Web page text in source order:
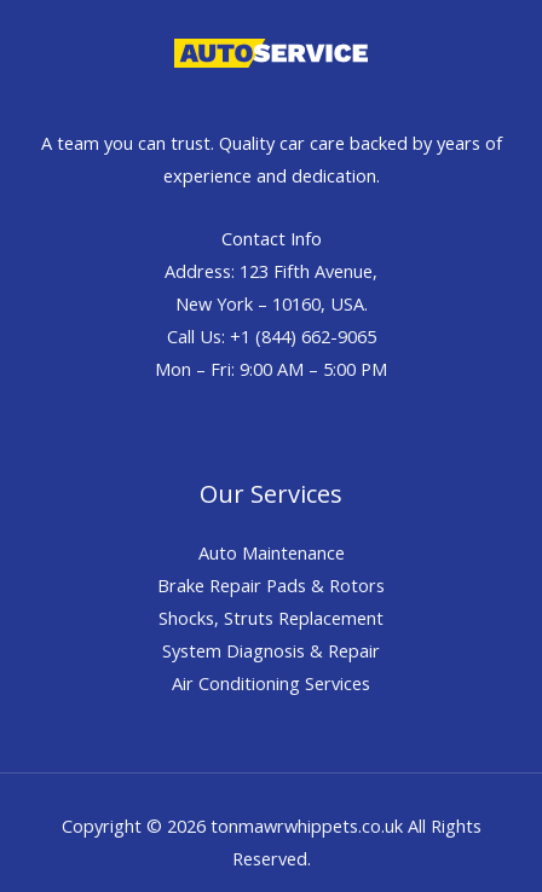
A team you can trust. Quality car care backed by years of
experience and dedication.
Contact Info
Address: 123 Fifth Avenue,
New York – 10160, USA.
Call Us: +1 (844) 662-9065
Mon – Fri: 9:00 AM – 5:00 PM
Our Services
Auto Maintenance
Brake Repair Pads & Rotors
Shocks, Struts Replacement
System Diagnosis & Repair​​
Air Conditioning Services
Copyright © 2026 tonmawrwhippets.co.uk All Rights
Reserved.